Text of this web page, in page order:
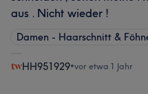
aus . Nicht wieder !
Damen - Haarschnitt &
HH951929•vor etwa 1 Jahr